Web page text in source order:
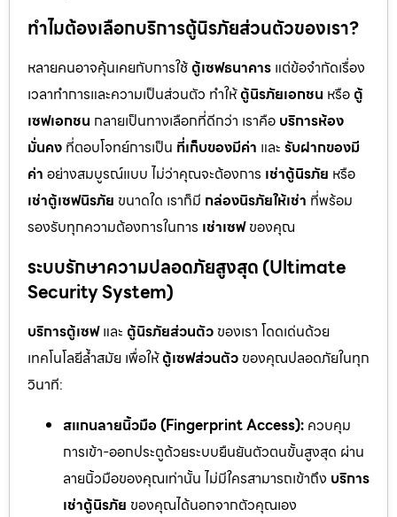
ทำไมต้องเลือกบริการตู้นิรภัยส่วนตัวของเรา?
หลายคนอาจคุ้นเคยกับการใช้ ตู้เซฟธนาคาร แต่ข้อจำกัดเรื่อง
เวลาทำการและความเป็นส่วนตัว ทำให้ตู้นิรภัยเอกชน หรือ ตู้
เซฟเอกชน กลายเป็นทางเลือกที่ดีกว่า เราคือ บริการห้อง
มั่นคง ที่ตอบโจทย์การเป็น ที่เก็บของมีค่า และ รับฝากของมี
ค่า อย่างสมบูรณ์แบบ ไม่ว่าคุณจะต้องการ เช่าตู้นิรภัย หรือ
เช่าตู้เซฟนิรภัย ขนาดใด เราก็มี กล่องนิรภัยให้เช่า ที่พร้อม
รองรับทุกความต้องการในการ เช่าเซฟของคุณ
ระบบรักษาความปลอดภัยสูงสุด (Ultimate
Security System)
บริการตู้เซฟและ ตู้นิรภัยส่วนตัว ของเรา โดดเด่นด้วย
เทคโนโลยีล้ำสมัย เพื่อให้ตู้เซฟส่วนตัว ของคุณปลอดภัยในทุก
วินาที:
สแกนลายนิ้วมือ (Fingerprint Access): ควบคุม
การเข้า-ออกประตูด้วยระบบยืนยันตัวตนขั้นสูงสุด ผ่าน
ลายนิ้วมือของคุณเท่านั้น ไม่มีใครสามารถเข้าถึง บริการ
เช่าตู้นิรภัย ของคุณได้นอกจากตัวคุณเอง